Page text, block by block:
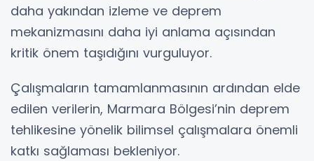
daha yakından izleme ve deprem
mekanizmasını daha iyi anlama açısından
kritik önem taşıdığını vurguluyor.
Çalışmaların tamamlanmasının ardından elde
edilen verilerin, Marmara Bölgesi’nin deprem
tehlikesine yönelik bilimsel çalışmalara önemli
katkı sağlaması bekleniyor.